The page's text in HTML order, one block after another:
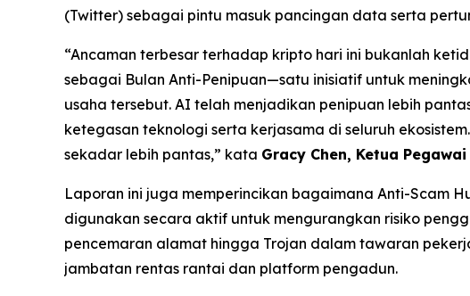
(Twitter) sebagai pintu masuk pancingan data serta
“Ancaman terbesar terhadap kripto hari ini bukanlah
sebagai Bulan Anti-Penipuan—satu inisiatif untuk
usaha tersebut. AI telah menjadikan penipuan lebih
ketegasan teknologi serta kerjasama di seluruh
sekadar lebih pantas,” kata Gracy Chen, Ketua
Laporan ini juga memperincikan bagaimana Anti-Scam
digunakan secara aktif untuk mengurangkan risiko
pencemaran alamat hingga Trojan dalam tawaran
jambatan rentas rantai dan platform pengadun.